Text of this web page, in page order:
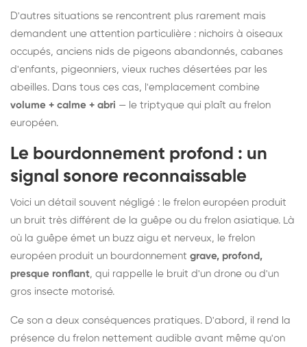
D'autres situations se rencontrent plus rarement mais
demandent une attention particulière : nichoirs à oiseaux
occupés, anciens nids de pigeons abandonnés, cabanes
d'enfants, pigeonniers, vieux ruches désertées par les
abeilles. Dans tous ces cas, l'emplacement combine
volume + calme + abri — le triptyque qui plaît au frelon
européen.
Le bourdonnement profond : un
signal sonore reconnaissable
Voici un détail souvent négligé : le frelon européen produit
un bruit très différent de la guêpe ou du frelon asiatique. Là
où la guêpe émet un buzz aigu et nerveux, le frelon
européen produit un bourdonnement grave, profond,
presque ronflant, qui rappelle le bruit d'un drone ou d'un
gros insecte motorisé.
Ce son a deux conséquences pratiques. D'abord, il rend la
présence du frelon nettement audible avant même qu'on